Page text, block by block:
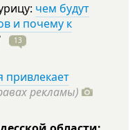
чем будут
и почему к
13
привлекает
рекламы)